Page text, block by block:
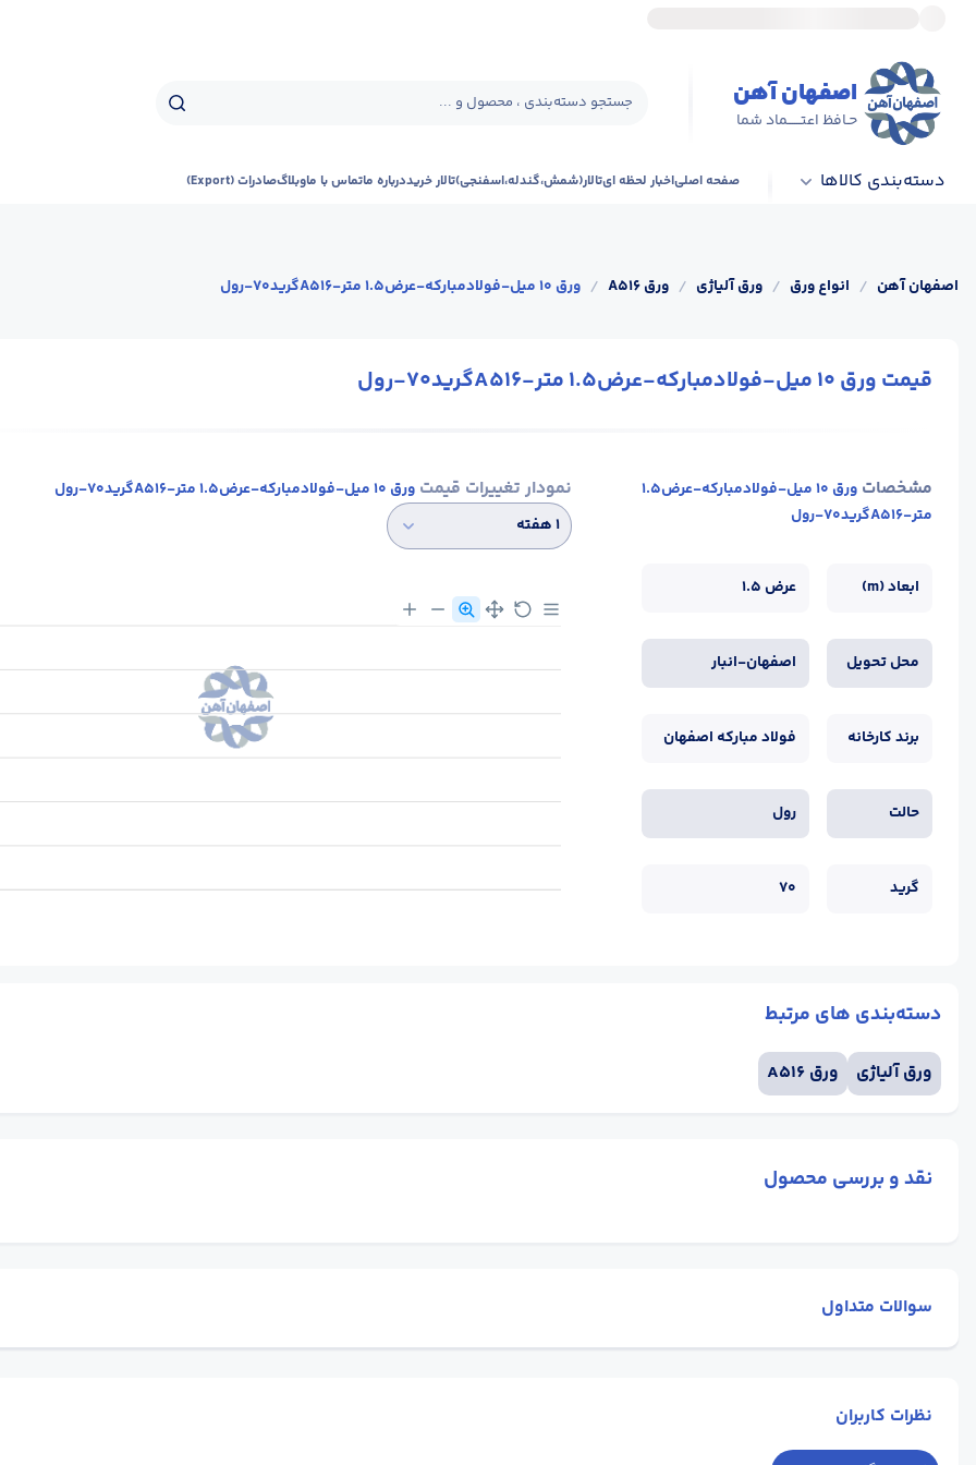
اصفهان آهن
حـافظ اعتــــــماد شما
جستجو دسته‌بندی ، محصول و ...
دسته‌بندی کالاها صفحه اصلیاخبار لحظه ایتالار(شمش،گندله،اسفنجی)تالار خریددرباره ماتماس با ماوبلاگصادرات (Export)
اصفهان آهن / انواع ورق / ورق آلیاژی / ورق A516 / ورق 10 میل-فولادمبارکه-عرض1.5 متر-A516گرید70-رول
قیمت ورق 10 میل-فولادمبارکه-عرض1.5 متر-A516گرید70-رول
مشخصات
ورق 10 میل-فولادمبارکه-عرض1.5
متر-A516گرید70-رول
ابعاد (m) عرض 1.5
محل تحویل اصفهان-انبار
برند کارخانه فولاد مبارکه اصفهان
حالت رول
گرید 70
نمودار تغییرات قیمت ورق 10 میل-فولادمبارکه-عرض1.5 متر-A516گرید70-رول
۱ هفته
دسته‌بندی های مرتبط
ورق آلیاژی ورق A516
نقد و بررسی محصول
سوالات متداول
نظرات کاربران